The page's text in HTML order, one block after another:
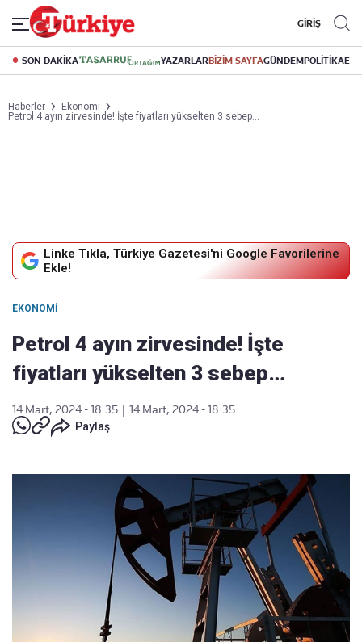
GİRİŞ
SON DAKİKA YAZARLARBİZİM SAYFAGÜNDEMPOLİTİKA
Haberler
Ekonomi
Petrol 4 ayın zirvesinde! İşte fiyatları yükselten 3 sebep…
Linke Tıkla, Türkiye Gazetesi'ni Google Favorilerine
Ekle!
EKONOMI
Petrol 4 ayın zirvesinde! İşte
fiyatları yükselten 3 sebep…
14 Mart, 2024 - 18:35
14 Mart, 2024 - 18:35
Paylaş